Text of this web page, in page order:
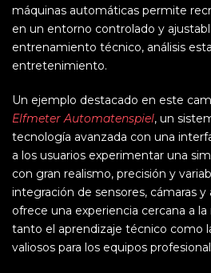
máquinas automáticas permite
en un entorno controlado y
entrenamiento técnico, análisis
entretenimiento.
Un ejemplo destacado en este
Elfmeter Automatenspiel, un
tecnología avanzada con una
a los usuarios experimentar una
con gran realismo, precisión y
integración de sensores, cámaras
ofrece una experiencia cercana a
tanto el aprendizaje técnico como
valiosos para los equipos